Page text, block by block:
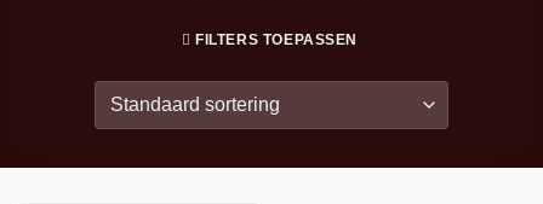
FILTERS TOEPASSEN